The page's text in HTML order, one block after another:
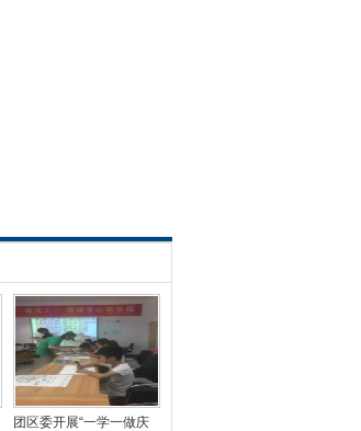
团区委开展“一学一做庆